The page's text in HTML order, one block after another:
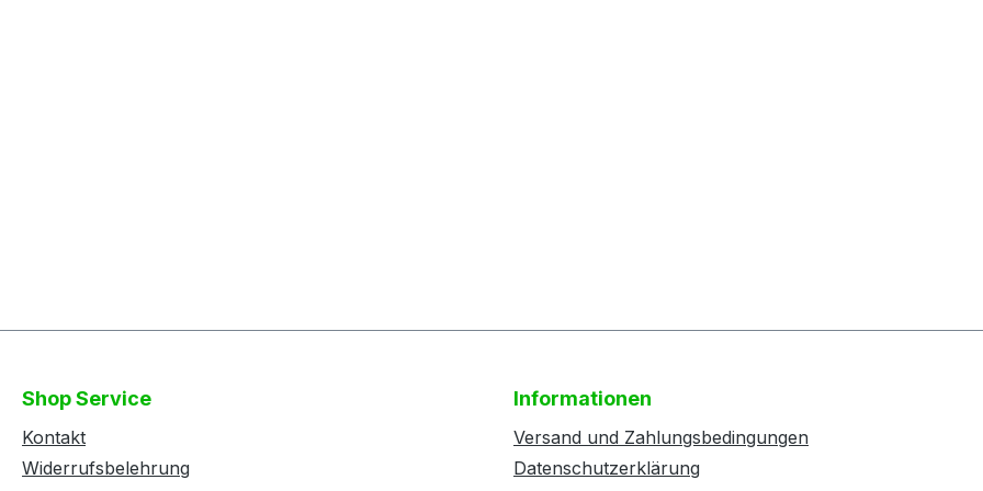
Shop Service
Kontakt
Widerrufsbelehrung
Informationen
Versand und Zahlungsbedingungen
Datenschutzerklärung